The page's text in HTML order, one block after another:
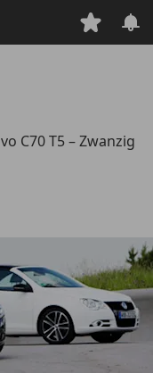
C70 T5 – Zwanzig